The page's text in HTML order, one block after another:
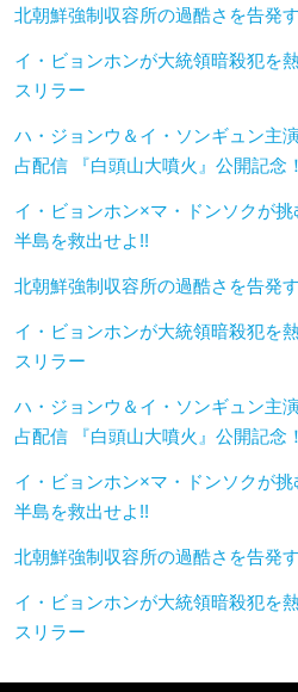
北朝鮮強制収容所の過酷さを告発
イ・ビョンホンが大統領暗殺犯を
スリラー
ハ・ジョンウ＆イ・ソンギュン主
占配信 『白頭山大噴火』公開記念！
イ・ビョンホン×マ・ドンソクが
半島を救出せよ!!
北朝鮮強制収容所の過酷さを告発
イ・ビョンホンが大統領暗殺犯を
スリラー
ハ・ジョンウ＆イ・ソンギュン主
占配信 『白頭山大噴火』公開記念！
イ・ビョンホン×マ・ドンソクが
半島を救出せよ!!
北朝鮮強制収容所の過酷さを告発
イ・ビョンホンが大統領暗殺犯を
スリラー